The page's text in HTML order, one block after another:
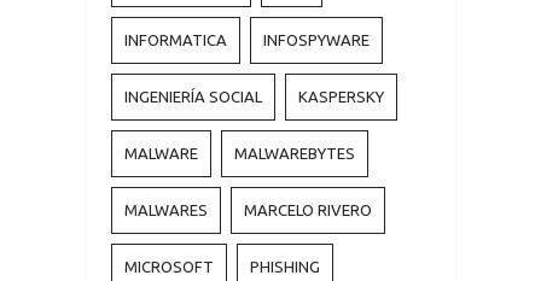
INFORMATICA INFOSPYWARE
INGENIERÍA SOCIAL KASPERSKY
MALWARE MALWAREBYTES
MALWARES MARCELO RIVERO
MICROSOFT PHISHING